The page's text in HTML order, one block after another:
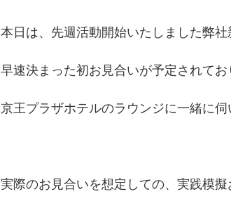
本日は、先週活動開始いたしました弊社
早速決まった初お見合いが予定されてお
京王プラザホテルのラウンジに一緒に伺
実際のお見合いを想定しての、実践模